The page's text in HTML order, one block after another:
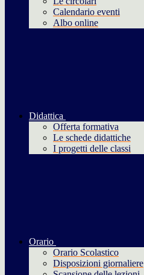
Calendario eventi
Albo online
Didattica
Offerta formativa
Le schede didattiche
I progetti delle classi
Orario
Orario Scolastico
Disposizioni giornaliere